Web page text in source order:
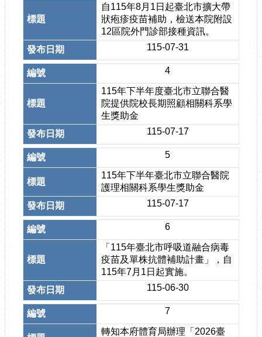
自115年8月1日起臺北市擴大帶
狀疱疹疫苗補助，檢送本院附設
12區院外門診部接種資訊。
115-07-31
4
115年下半年度臺北市立聯合醫
院提供院校長期照顧相關科系學
生獎助金
115-07-17
5
115年下半年臺北市立聯合醫院
護理相關科系學生獎助金
115-07-17
6
「115年臺北市呼吸道融合病毒
疫苗及單株抗體補助計畫」，自
115年7月1日起實施。
115-06-30
7
轉知本府體育局辦理「2026臺